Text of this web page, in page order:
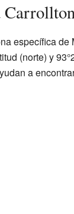
específica de
(norte) y
a